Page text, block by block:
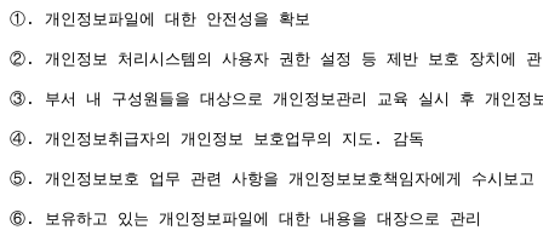
①. 개인정보파일에 대한 안전성을 확보
②. 개인정보 처리시스템의 사용자 권한 설정 등 제반 보호 장치에
③. 부서 내 구성원들을 대상으로 개인정보관리 교육 실시 후 개인정
④. 개인정보취급자의 개인정보 보호업무의 지도. 감독
⑤. 개인정보보호 업무 관련 사항을 개인정보보호책임자에게 수시보고
⑥. 보유하고 있는 개인정보파일에 대한 내용을 대장으로 관리